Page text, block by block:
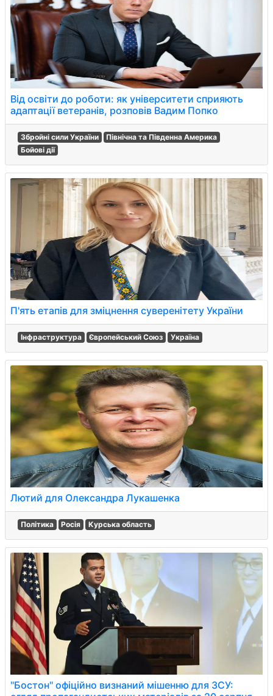
Від освіти до роботи: як університети сприяють
адаптації ветеранів, розповів Вадим Попко
Збройні сили України
Північна та Південна Америка
Бойові дії
П'ять етапів для зміцнення суверенітету України
Інфраструктура Європейський Союз Україна
Лютий для Олександра Лукашенка
Політика Росія Курська область
"Бостон" офіційно визнаний мішенню для ЗСУ: